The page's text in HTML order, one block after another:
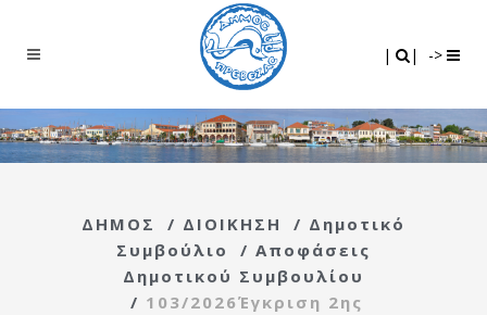
| | ->
ΔΗΜΟΣ / ΔΙΟΙΚΗΣΗ / Δημοτικό
Συμβούλιο
/ Αποφάσεις
Δημοτικού Συμβουλίου
/ 103/2026Έγκριση 2ης